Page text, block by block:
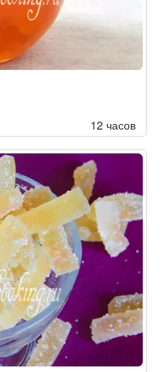
12 часов